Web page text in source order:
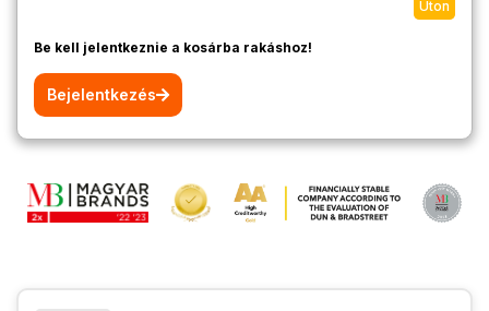
Úton
Be kell jelentkeznie a kosárba rakáshoz!
Bejelentkezés